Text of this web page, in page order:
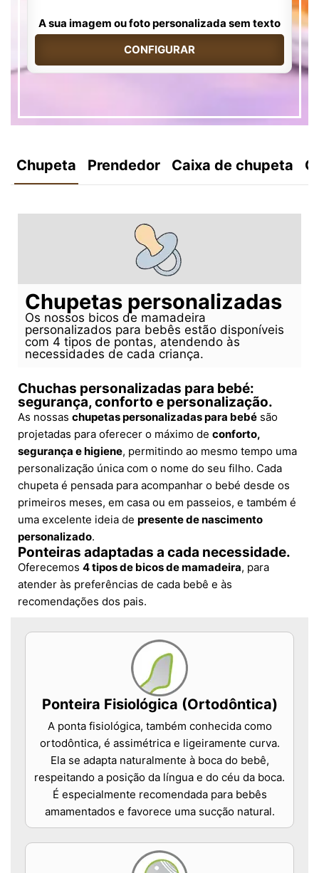
A sua imagem ou foto personalizada sem texto
CONFIGURAR
Chupeta Prendedor Caixa de chupeta
Chupetas personalizadas
Os nossos bicos de mamadeira
personalizados para bebês estão disponíveis
com 4 tipos de pontas, atendendo às
necessidades de cada criança.
Chuchas personalizadas para bebé:
segurança, conforto e personalização.
As nossas chupetas personalizadas para bebé são
projetadas para oferecer o máximo de conforto,
segurança e higiene, permitindo ao mesmo tempo uma
personalização única com o nome do seu filho. Cada
chupeta é pensada para acompanhar o bebé desde os
primeiros meses, em casa ou em passeios, e também é
uma excelente ideia de presente de nascimento
personalizado.
Ponteiras adaptadas a cada necessidade.
Oferecemos 4 tipos de bicos de mamadeira, para
atender às preferências de cada bebê e às
recomendações dos pais.
Ponteira Fisiológica (Ortodôntica)
A ponta fisiológica, também conhecida como
ortodôntica, é assimétrica e ligeiramente curva.
Ela se adapta naturalmente à boca do bebê,
respeitando a posição da língua e do céu da boca.
É especialmente recomendada para bebês
amamentados e favorece uma sucção natural.